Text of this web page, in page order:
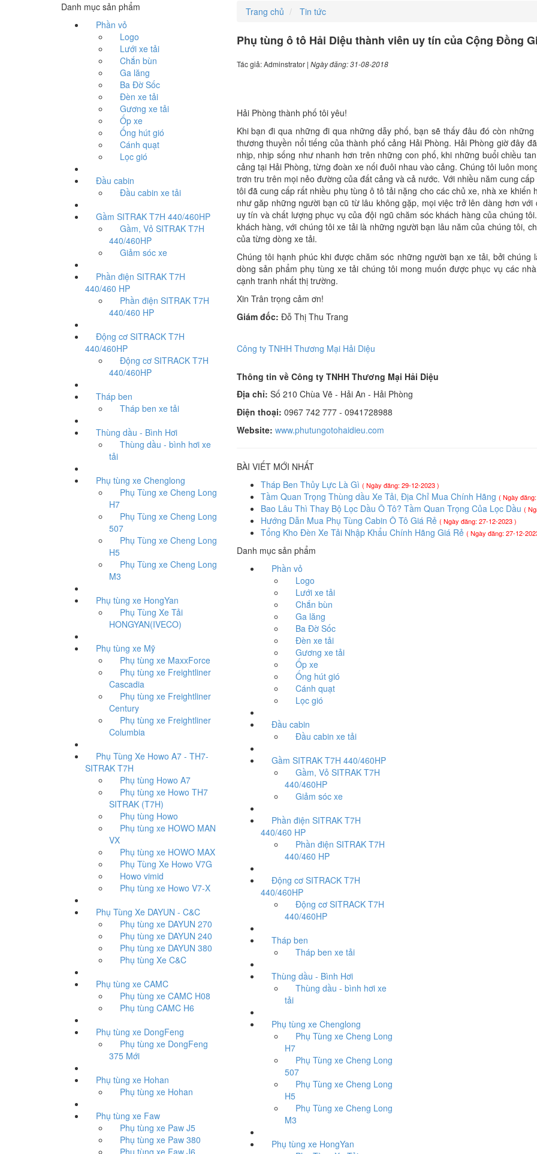
Danh mục sản phẩm
Phần vỏ
Logo
Lưới xe tải
Chắn bùn
Ga lăng
Ba Đờ Sốc
Đèn xe tải
Gương xe tải
Ốp xe
Ống hút gió
Cánh quạt
Lọc gió
Đầu cabin
Đầu cabin xe tải
Gầm SITRAK T7H 440/460HP
Gầm, Vỏ SITRAK T7H
440/460HP
Giảm sóc xe
Phần điện SITRAK T7H
440/460 HP
Phần điện SITRAK T7H
440/460 HP
Động cơ SITRACK T7H
440/460HP
Động cơ SITRACK T7H
440/460HP
Tháp ben
Tháp ben xe tải
Thùng dầu - Bình Hơi
Thùng dầu - bình hơi xe
tải
Phụ tùng xe Chenglong
Phụ Tùng xe Cheng Long
H7
Phụ Tùng xe Cheng Long
507
Phụ Tùng xe Cheng Long
H5
Phụ Tùng xe Cheng Long
M3
Phụ tùng xe HongYan
Phụ Tùng Xe Tải
HONGYAN(IVECO)
Phụ tùng xe Mỹ
Phụ tùng xe MaxxForce
Phụ tùng xe Freightliner
Cascadia
Phụ tùng xe Freightliner
Century
Phụ tùng xe Freightliner
Columbia
Phụ Tùng Xe Howo A7 - TH7-
SITRAK T7H
Phụ tùng Howo A7
Phụ tùng xe Howo TH7
SITRAK (T7H)
Phụ tùng Howo
Phụ tùng xe HOWO MAN
VX
Phụ tùng xe HOWO MAX
Phụ Tùng Xe Howo V7G
Howo vimid
Phụ tùng xe Howo V7-X
Phụ Tùng Xe DAYUN - C&C
Phụ tùng xe DAYUN 270
Phụ tùng xe DAYUN 240
Phụ tùng xe DAYUN 380
Phụ tùng Xe C&C
Phụ tùng xe CAMC
Phụ tùng xe CAMC H08
Phụ tùng CAMC H6
Phụ tùng xe DongFeng
Phụ tùng xe DongFeng
375 Mới
Phụ tùng xe Hohan
Phụ tùng xe Hohan
Phụ tùng xe Faw
Phụ tùng xe Paw J5
Phụ tùng xe Paw 380
Trang chủ Tin tức
Phụ tùng ô tô Hải Diệu thành viên uy tín của Cộng Đồng
Tác giả: Adminstrator | Ngày đăng: 31-08-2018
Hải Phòng thành phố tôi yêu!
Khi bạn đi qua những đi qua những dẫy phố, bạn sẽ thấy đâu đó còn
thương thuyền nổi tiếng của thành phố cảng Hải Phòng. Hải Phòng giờ đây
nhịp, nhịp sống như nhanh hơn trên những con phố, khi những buổi chiều
cảng tại Hải Phòng, từng đoàn xe nối đuôi nhau vào cảng. Chúng tôi luôn
trơn tru trên mọi nẻo đường của đất cảng và cả nước. Với nhiều năm cung
tôi đã cung cấp rất nhiều phụ tùng ô tô tải nặng cho các chủ xe, nhà xe
như găp những người bạn cũ từ lâu không gặp, mọi việc trở lên dàng hơn
uy tín và chất lượng phục vụ của đội ngũ chăm sóc khách hàng của chúng
khách hàng, với chúng tôi xe tải là những người bạn lâu năm của chúng tôi,
của từng dòng xe tải.
Chúng tôi hạnh phúc khi được chăm sóc những người bạn xe tải, bởi
dòng sản phẩm phụ tùng xe tải chúng tôi mong muốn được phục vụ các
cạnh tranh nhất thị trường.
Xin Trân trọng cảm ơn!
Giám đốc: Đỗ Thị Thu Trang
Công ty TNHH Thương Mại Hải Diệu
Thông tin về Công ty TNHH Thương Mại Hải Diệu
Địa chỉ: Số 210 Chùa Vẽ - Hải An - Hải Phòng
Điện thoại: 0967 742 777 - 0941728988
Website: www.phutungotohaidieu.com
BÀI VIẾT MỚI NHẤT
Tháp Ben Thủy Lực Là Gì ( Ngày đăng: 29-12-2023 )
Tầm Quan Trọng Thùng dầu Xe Tải, Địa Chỉ Mua Chính Hãng ( Ngày
Bao Lâu Thì Thay Bộ Lọc Dầu Ô Tô? Tầm Quan Trọng Của Lọc Dầu (
Hướng Dẫn Mua Phụ Tùng Cabin Ô Tô Giá Rẻ ( Ngày đăng: 27-12-2023 )
Tổng Kho Đèn Xe Tải Nhập Khẩu Chính Hãng Giá Rẻ ( Ngày đăng: 27-12-
Danh mục sản phẩm
Phần vỏ
Logo
Lưới xe tải
Chắn bùn
Ga lăng
Ba Đờ Sốc
Đèn xe tải
Gương xe tải
Ốp xe
Ống hút gió
Cánh quạt
Lọc gió
Đầu cabin
Đầu cabin xe tải
Gầm SITRAK T7H 440/460HP
Gầm, Vỏ SITRAK T7H
440/460HP
Giảm sóc xe
Phần điện SITRAK T7H
440/460 HP
Phần điện SITRAK T7H
440/460 HP
Động cơ SITRACK T7H
440/460HP
Động cơ SITRACK T7H
440/460HP
Tháp ben
Tháp ben xe tải
Thùng dầu - Bình Hơi
Thùng dầu - bình hơi xe
tải
Phụ tùng xe Chenglong
Phụ Tùng xe Cheng Long
H7
Phụ Tùng xe Cheng Long
507
Phụ Tùng xe Cheng Long
H5
Phụ Tùng xe Cheng Long
M3
Phụ tùng xe HongYan